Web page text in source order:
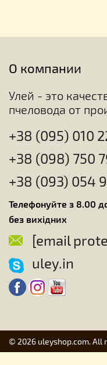
О компании
Улей - это
пчеловода от
+38 (095) 010
+38 (098) 750
+38 (093) 054
Телефонуйте з 8.00
без вихідних
[email
uley.in
© 2026 uleyshop.com. All